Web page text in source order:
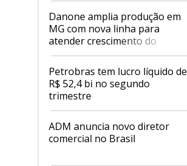
Danone amplia produção em
MG com nova linha para
atender crescimento do
mercado de alimentos
proteicos
Petrobras tem lucro líquido de
R$ 52,4 bi no segundo
trimestre
ADM anuncia novo diretor
comercial no Brasil